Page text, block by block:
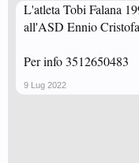
L'atleta Tobi Falana
all'ASD Ennio
Per info 3512650483
9 Lug 2022